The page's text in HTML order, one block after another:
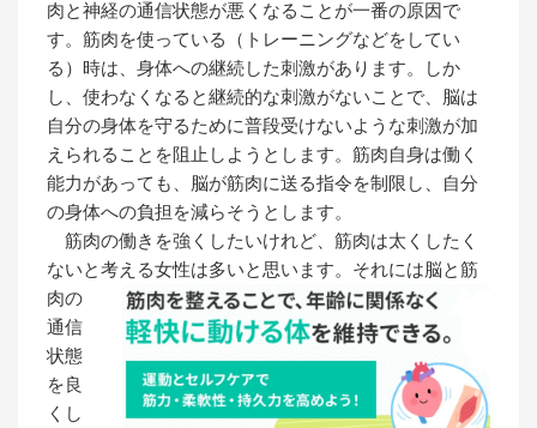
肉と神経の通信状態が悪くなることが一番の原因で
す。筋肉を使っている（トレーニングなどをしてい
る）時は、身体への継続した刺激があります。しか
し、使わなくなると継続的な刺激がないことで、脳は
自分の身体を守るために普段受けないような刺激が加
えられることを阻止しようとします。筋肉自身は働く
能力があっても、脳が筋肉に送る指令を制限し、自分
の身体への負担を減らそうとします。
筋肉の働きを強くしたいけれど、筋肉は太くしたく
ないと考える女性は多いと思います。 それには脳と筋
肉の
通信
状態
を良
くし